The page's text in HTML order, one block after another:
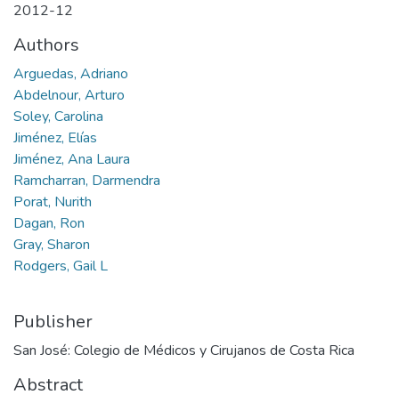
2012-12
Authors
Arguedas, Adriano
Abdelnour, Arturo
Soley, Carolina
Jiménez, Elías
Jiménez, Ana Laura
Ramcharran, Darmendra
Porat, Nurith
Dagan, Ron
Gray, Sharon
Rodgers, Gail L
Publisher
San José: Colegio de Médicos y Cirujanos de Costa Rica
Abstract